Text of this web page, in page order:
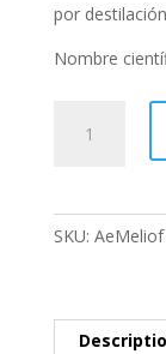
por
Nombre
esencial
SKU: AeMeliof